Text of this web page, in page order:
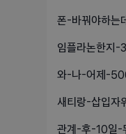
폰-바꿔야하
임플라논한지
와-나-어제-
새티랑-삽입
관계-후-10일-